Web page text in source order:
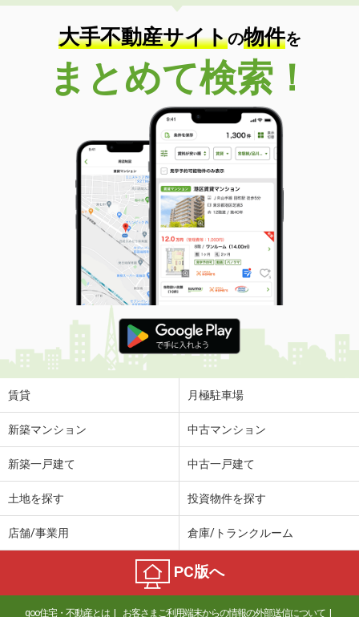
専有面積 26.5m²
間取り
ワンルーム
和歌山県和歌山市楠見中
価 格
4.40万円
和歌山県和歌山市楠見中
22.35m²
間取り
1K
和歌山県和歌山市中之島
価 格
4.20万円
住 所
和歌山県和歌山市中之島
専有面積 23.1m²
間取り
1K
和歌山県和歌山市吉原
価 格
5.40万円
住 所
和歌山県和歌山市吉原
専有面積
和歌山県和歌山市松江東４丁目
5.40万円
和歌山県和歌山市秋葉町
3.70万円
住 所
和歌山県和歌山市秋葉町
大手不動産サイトの物件を
まとめて検索！
賃貸 月極駐車場
新築マンション 中古マンション
新築一戸建て 中古一戸建て
土地を探す 投資物件を探す
店舗/事業用 倉庫/トランクルーム
PC版へ
goo住宅・不動産とは お客さまご利用端末からの情報の外部送信について